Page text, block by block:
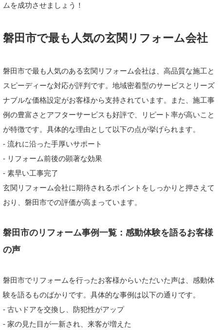
ムを成功させましょう！
磐田市で最も人気の玄関リフォーム会社
磐田市で最も人気のある玄関リフォーム会社は、高品質な施工と
スピーディーな対応が評判です。地域密着型のサービスとリーズ
ナブルな価格設定がお客様から支持されています。また、施工事
例の豊富さとアフターサービスも好評で、リピート率が高いこと
が特徴です。具体的な理由として以下の点が挙げられます。
- 流れに沿った手厚いサポート
- リフォーム前後の顕著な効果
- 素早い工事完了
玄関リフォーム会社に期待されるポイントをしっかりと押さえて
おり、磐田市での評価が高まっています。
磐田市のリフォーム事例一覧：感動体験を語るお客様
の声
磐田市でリフォームを行ったお客様からいただいた声は、感動体
験を語るものばかりです。具体的な事例は以下の通りです。
- 古いドアを交換し、防犯性がアップ
- 家の見た目が一新され、来客が増えた